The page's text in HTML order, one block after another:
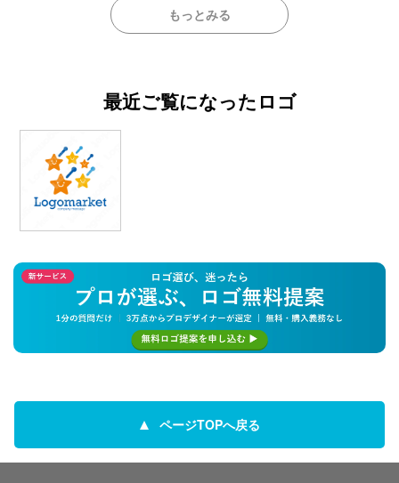
もっとみる
最近ご覧になったロゴ
ページTOPへ戻る